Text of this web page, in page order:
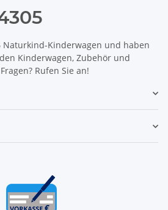
Naturkind-Kinderwagen und haben
Kinderwagen, Zubehör und
Rufen Sie an!